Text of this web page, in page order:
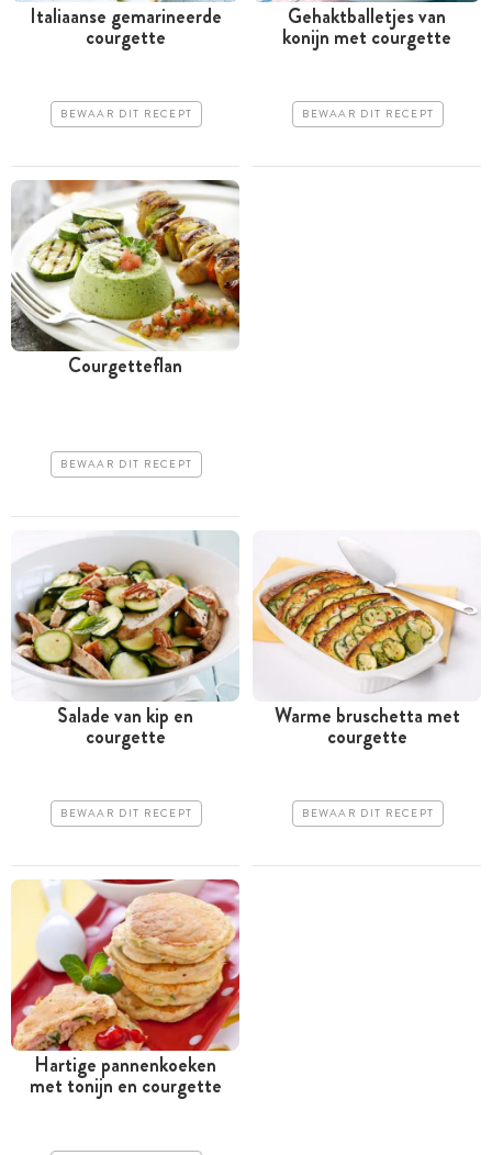
Italiaanse gemarineerde
courgette
BEWAAR DIT RECEPT
Gehaktballetjes van
konijn met courgette
BEWAAR DIT RECEPT
Courgetteflan
BEWAAR DIT RECEPT
Salade van kip en
courgette
BEWAAR DIT RECEPT
Warme bruschetta met
courgette
BEWAAR DIT RECEPT
Hartige pannenkoeken
met tonijn en courgette